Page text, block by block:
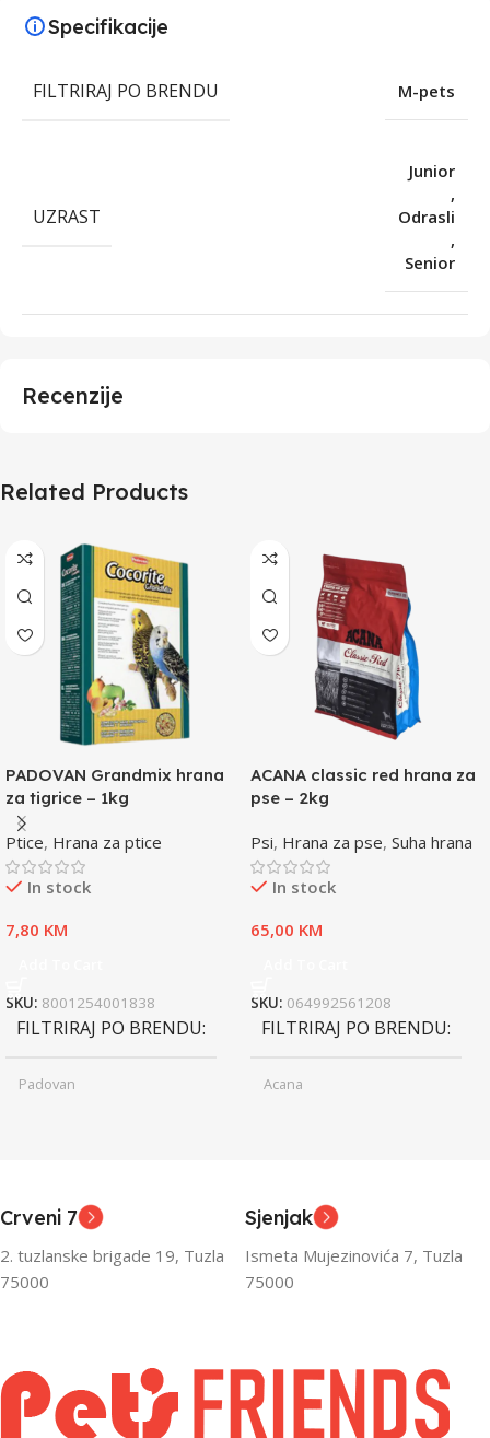
Specifikacije
FILTRIRAJ PO BRENDU M-pets
UZRAST
Junior
,
Odrasli
,
Senior
Recenzije
Related Products
PADOVAN Grandmix hrana
za tigrice – 1kg
Ptice, Hrana za ptice
In stock
7,80 KM
SKU: 8001254001838
FILTRIRAJ PO BRENDU
Padovan
FILTRIRAJ PO TEŽINI
1kg – 3kg
ACANA classic red hrana za
pse – 2kg
Psi, Hrana za pse, Suha hrana
In stock
65,00 KM
SKU: 064992561208
FILTRIRAJ PO BRENDU
Acana
FILTRIRAJ PO TEŽINI
Crveni 7
2. tuzlanske brigade 19, Tuzla
75000
Sjenjak
Ismeta Mujezinovića 7, Tuzla
75000